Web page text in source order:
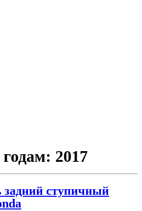
2017
задний ступичный